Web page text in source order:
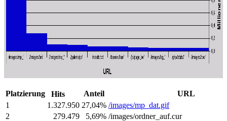
Platzierung Hits Anteil
URL
1
1.327.950 27,04% /images/mp_dat.gif
2
279.479 5,69% /images/ordner_auf.cur